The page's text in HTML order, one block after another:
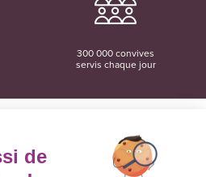
300 000 convives
servis chaque jour
Convivio
12 rue du Domaine
de